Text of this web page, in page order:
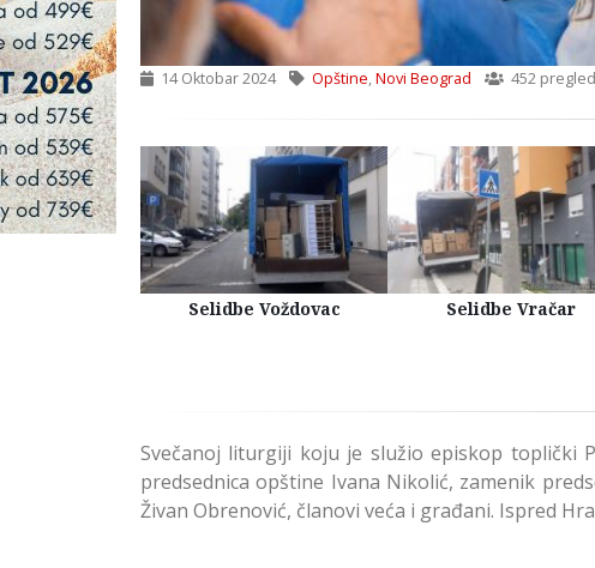
14 Oktobar 2024 Opštine,Novi Beograd 452
Selidbe Voždovac Selidbe Vračar
Svečanoj liturgiji koju je služio episkop toplički
predsednica opštine Ivana Nikolić, zamenik
Živan Obrenović, članovi veća i građani. Ispred